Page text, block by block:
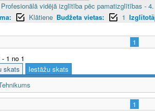
Profesionālā vidējā izglītība pēc pamatizglītības -
Klātiene Budžeta vietas: 1
1
1 no 1
skats
Iestāžu skats
1